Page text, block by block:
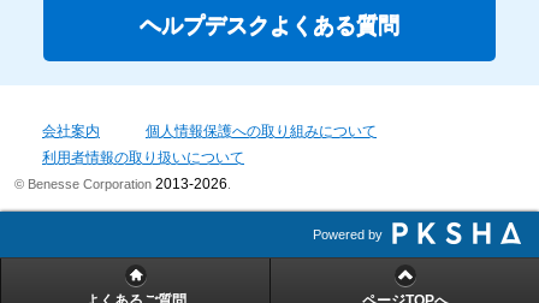
ヘルプデスクよくある質問
会社案内
個人情報保護への取り組みについて
利用者情報の取り扱いについて
© Benesse Corporation 2013-2026
Powered by